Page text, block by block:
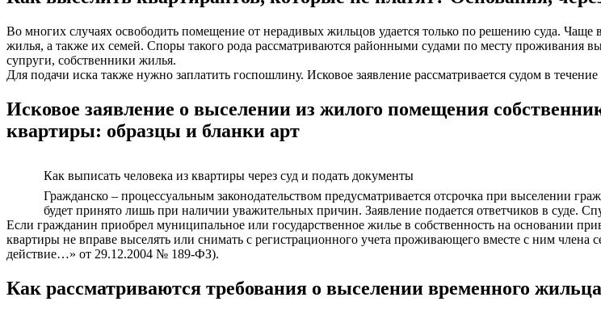
Во многих случаях освободить помещение от нерадивых жильцов удается только по решению суда.
жилья, а также их семей. Споры такого рода рассматриваются районными судами по месту проживания
супруги, собственники жилья.
Для подачи иска также нужно заплатить госпошлину. Исковое заявление рассматривается судом в
Исковое заявление о выселении из жилого помещения
квартиры: образцы и бланки арт
Как выписать человека из квартиры через суд и подать документы
Гражданско – процессуальным законодательством предусматривается отсрочка при выселении
будет принято лишь при наличии уважительных причин. Заявление подается ответчиков в суде.
Если гражданин приобрел муниципальное или государственное жилье в собственность на основании
квартиры не вправе выселять или снимать с регистрационного учета проживающего вместе с ним члена
действие…» от 29.12.2004 № 189-ФЗ).
Как рассматриваются требования о выселении временного жильца